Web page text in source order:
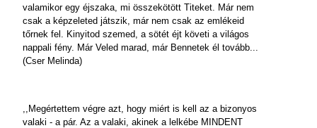
valamikor egy éjszaka, mi összekötött Titeket. Már nem
csak a képzeleted játszik, már nem csak az emlékeid
tőrnek fel. Kinyitod szemed, a sötét éjt követi a világos
nappali fény. Már Veled marad, már Bennetek él tovább...
(Cser Melinda)
,,Megértettem végre azt, hogy miért is kell az a bizonyos
valaki - a pár. Az a valaki, akinek a lelkébe MINDENT